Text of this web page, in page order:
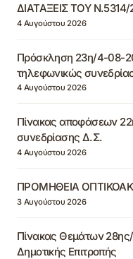
ΔΙΑΤΑΞΕΙΣ ΤΟΥ Ν.5314/
4 Αυγούστου 2026
Πρόσκληση 23η/4-08-
τηλεφωνικώς
4 Αυγούστου 2026
Πίνακας αποφάσεων
συνεδρίασης Δ.Σ.
4 Αυγούστου 2026
ΠΡΟΜΗΘΕΙΑ
3 Αυγούστου 2026
Πίνακας Θεμάτων
Δημοτικής Επιτροπής